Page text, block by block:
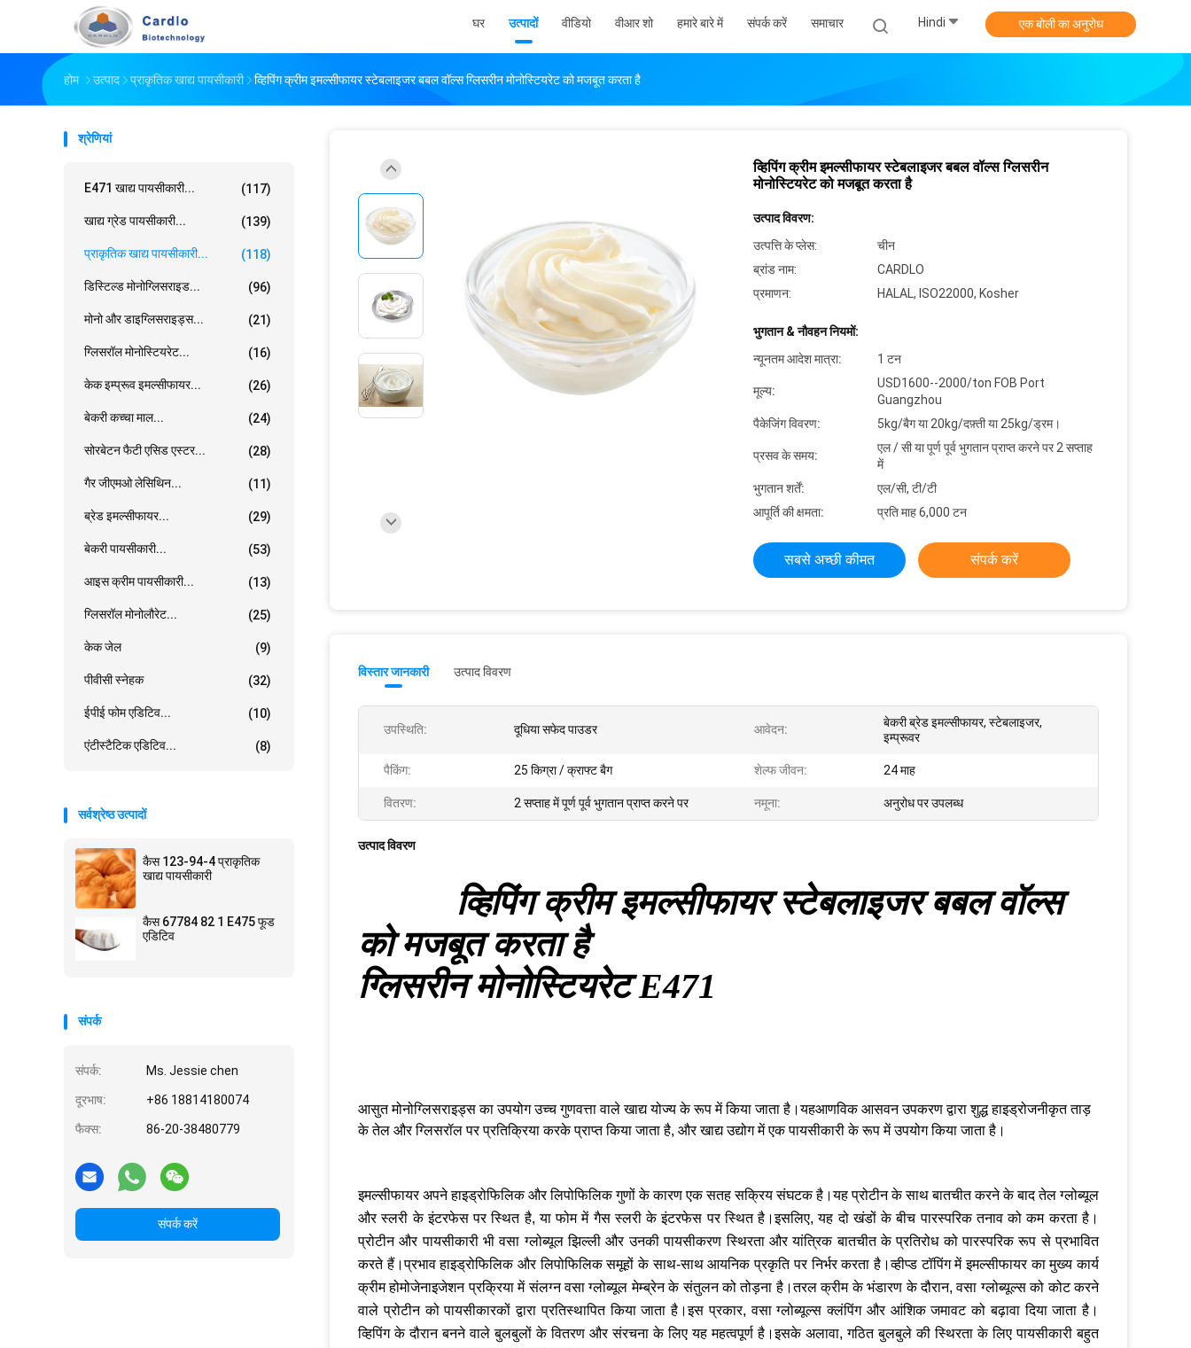
घर उत्पादों वीडियो वीआर शो हमारे बारे में संपर्क करें समाचार Hindi एक बोली का अनुरोध
होम उत्पाद प्राकृतिक खाद्य पायसीकारी व्हिपिंग क्रीम इमल्सीफायर स्टेबलाइजर बबल वॉल्स ग्लिसरीन मोनोस्टियरेट को मजबूत करता है
श्रेणियां
E471 खाद्य पायसीकारी... (117)
खाद्य ग्रेड पायसीकारी... (139)
प्राकृतिक खाद्य पायसीकारी... (118)
डिस्टिल्ड मोनोग्लिसराइड... (96)
मोनो और डाइग्लिसराइड्स... (21)
ग्लिसरॉल मोनोस्टियरेट... (16)
केक इम्प्रूव इमल्सीफायर... (26)
बेकरी कच्चा माल... (24)
सोरबेटन फैटी एसिड एस्टर... (28)
गैर जीएमओ लेसिथिन... (11)
ब्रेड इमल्सीफायर... (29)
बेकरी पायसीकारी... (53)
आइस क्रीम पायसीकारी... (13)
ग्लिसरॉल मोनोलौरेट... (25)
केक जेल (9)
पीवीसी स्नेहक (32)
ईपीई फोम एडिटिव... (10)
एंटीस्टैटिक एडिटिव... (8)
सर्वश्रेष्ठ उत्पादों
कैस 123-94-4 प्राकृतिक
खाद्य पायसीकारी
कैस 67784 82 1 E475 फूड
एडिटिव
संपर्क
संपर्क: Ms. Jessie chen
दूरभाष: +86 18814180074
फैक्स: 86-20-38480779
संपर्क करें
व्हिपिंग क्रीम इमल्सीफायर स्टेबलाइजर बबल वॉल्स ग्लिसरीन
मोनोस्टियरेट को मजबूत करता है
उत्पाद विवरण:
उत्पत्ति के प्लेस:
चीन
ब्रांड नाम:
CARDLO
प्रमाणन:
HALAL, ISO22000, Kosher
भुगतान & नौवहन नियमों:
न्यूनतम आदेश मात्रा:
1 टन
मूल्य:
USD1600--2000/ton FOB Port
Guangzhou
पैकेजिंग विवरण:
5kg/बैग या 20kg/दफ़्ती या 25kg/ड्रम।
प्रसव के समय:
एल / सी या पूर्ण पूर्व भुगतान प्राप्त करने पर 2 सप्ताह
में
भुगतान शर्तें:
एल/सी, टी/टी
आपूर्ति की क्षमता:
प्रति माह 6,000 टन
सबसे अच्छी कीमत संपर्क करें
विस्तार जानकारी उत्पाद विवरण
उपस्थिति: दूधिया सफेद पाउडर आवेदन:
बेकरी ब्रेड इमल्सीफायर, स्टेबलाइजर,
इम्प्रूवर
पैकिंग: 25 किग्रा / क्राफ्ट बैग शेल्फ जीवन: 24 माह
वितरण: 2 सप्ताह में पूर्ण पूर्व भुगतान प्राप्त करने पर नमूना: अनुरोध पर उपलब्ध
उत्पाद विवरण
व्हिपिंग क्रीम इमल्सीफायर स्टेबलाइजर बबल वॉल्स
को मजबूत करता है
ग्लिसरीन मोनोस्टियरेट E471
आसुत मोनोग्लिसराइड्स का उपयोग उच्च गुणवत्ता वाले खाद्य योज्य के रूप में किया जाता है।यहआणविक आसवन उपकरण द्वारा शुद्ध हाइड्रोजनीकृत ताड़
के तेल और ग्लिसरॉल पर प्रतिक्रिया करके प्राप्त किया जाता है, और खाद्य उद्योग में एक पायसीकारी के रूप में उपयोग किया जाता है।
इमल्सीफायर अपने हाइड्रोफिलिक और लिपोफिलिक गुणों के कारण एक सतह सक्रिय संघटक है।यह प्रोटीन के साथ बातचीत करने के बाद तेल ग्लोब्यूल
और स्लरी के इंटरफेस पर स्थित है, या फोम में गैस स्लरी के इंटरफेस पर स्थित है।इसलिए, यह दो खंडों के बीच पारस्परिक तनाव को कम करता है।
प्रोटीन और पायसीकारी भी वसा ग्लोब्यूल झिल्ली और उनकी पायसीकरण स्थिरता और यांत्रिक बातचीत के प्रतिरोध को पारस्परिक रूप से प्रभावित
करते हैं।प्रभाव हाइड्रोफिलिक और लिपोफिलिक समूहों के साथ-साथ आयनिक प्रकृति पर निर्भर करता है।व्हीप्ड टॉपिंग में इमल्सीफायर का मुख्य कार्य
क्रीम होमोजेनाइजेशन प्रक्रिया में संलग्न वसा ग्लोब्यूल मेम्ब्रेन के संतुलन को तोड़ना है।तरल क्रीम के भंडारण के दौरान, वसा ग्लोब्यूल्स को कोट करने
वाले प्रोटीन को पायसीकारकों द्वारा प्रतिस्थापित किया जाता है।इस प्रकार, वसा ग्लोब्यूल्स क्लंपिंग और आंशिक जमावट को बढ़ावा दिया जाता है।
व्हिपिंग के दौरान बनने वाले बुलबुलों के वितरण और संरचना के लिए यह महत्वपूर्ण है।इसके अलावा, गठित बुलबुले की स्थिरता के लिए पायसीकारी बहुत